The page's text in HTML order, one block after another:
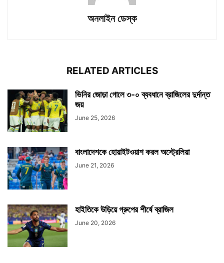
অনলাইন ডেস্ক
RELATED ARTICLES
ভিনির জোড়া গোলে ৩-০ ব্যবধানে ব্রাজিলের দুর্দান্ত
জয়
June 25, 2026
বাংলাদেশকে হোয়াইটওয়াশ করল অস্ট্রেলিয়া
June 21, 2026
হাইতিকে উড়িয়ে গ্রুপের শীর্ষে ব্রাজিল
June 20, 2026